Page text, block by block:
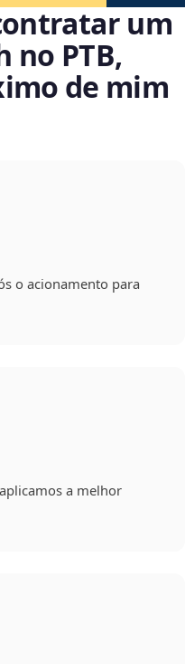
um
no PTB,
de mim
o acionamento para
a melhor